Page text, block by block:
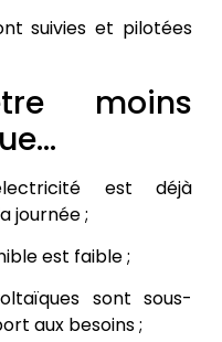
suivies et pilotées
moins
est déjà
journée ;
est faible ;
sont sous-
aux besoins ;